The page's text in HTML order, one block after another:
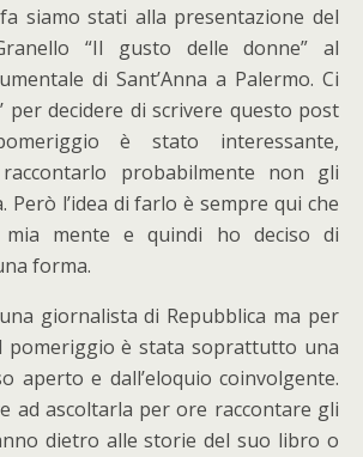
siamo stati alla presentazione del
“Il gusto delle donne” al
di Sant’Anna a Palermo. Ci
per decidere di scrivere questo post
è stato interessante,
probabilmente non gli
Però l’idea di farlo è sempre qui che
mia mente e quindi ho deciso di
forma.
giornalista di Repubblica ma per
pomeriggio è stata soprattutto una
aperto e dall’eloquio coinvolgente.
ad ascoltarla per ore raccontare gli
dietro alle storie del suo libro o